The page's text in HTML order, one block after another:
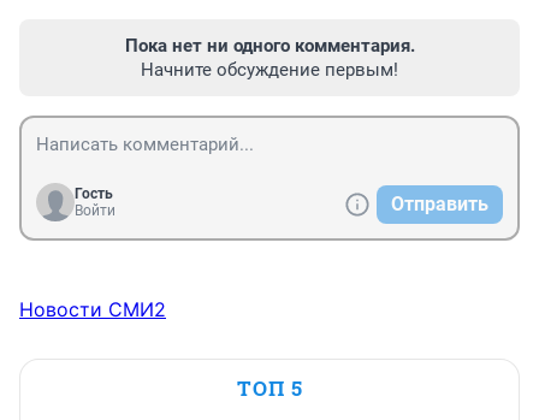
Пока нет ни одного комментария.
Начните обсуждение первым!
Гость
Войти
Отправить
Новости СМИ2
ТОП 5